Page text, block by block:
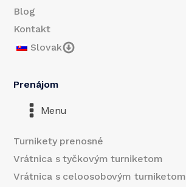
Blog
Kontakt
Slovak
Prenájom
Menu
Turnikety prenosné
Vrátnica s tyčkovým turniketom
Vrátnica s celoosobovým turniketom